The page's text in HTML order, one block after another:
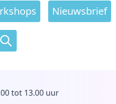
Nieuwsbrief
tot 13.00 uur